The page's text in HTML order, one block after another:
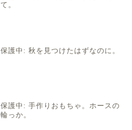
て。
保護中: 秋を見つけたはずなのに。
保護中: 手作りおもちゃ。ホースの
輪っか。